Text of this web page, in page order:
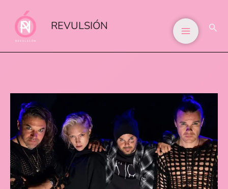
CONTENIDO
REVULSIÓN